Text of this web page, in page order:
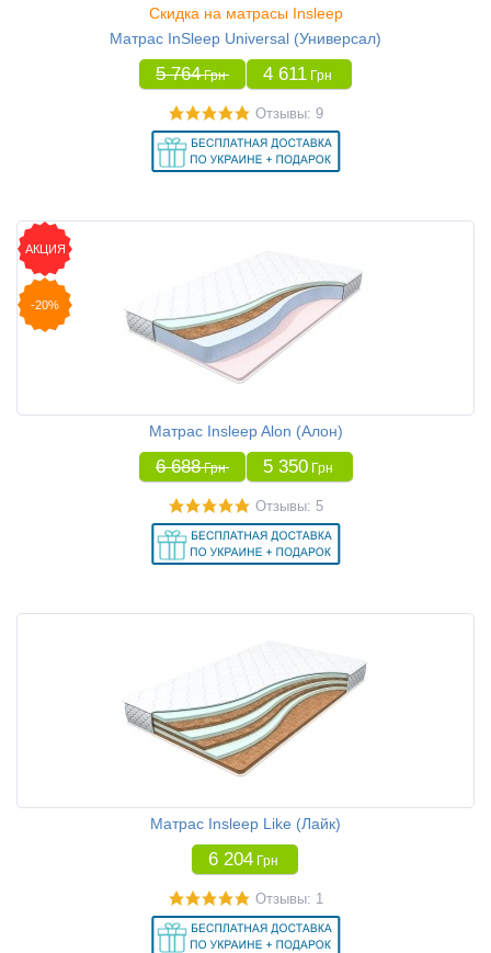
Скидка на матрасы Insleep
Матрас InSleep Universal (Универсал)
5 764 Грн 4 611 Грн
Отзывы: 9
АКЦИЯ
-20%
Матрас Insleep Alon (Алон)
6 688 Грн 5 350 Грн
Отзывы: 5
Матрас Insleep Like (Лайк)
6 204 Грн
Отзывы: 1